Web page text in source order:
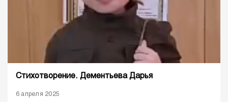
Стихотворение. Дементьева Дарья
6 апреля 2025